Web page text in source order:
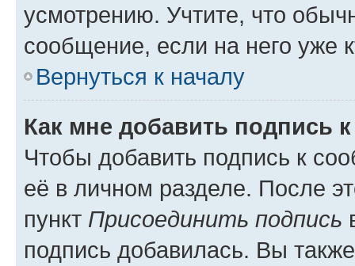
усмотрению. Учтите, что
сообщение, если на него уже
Вернуться к началу
Как мне добавить подпись
Чтобы добавить подпись к
её в личном разделе. После
пункт Присоединить подпись
подпись добавилась. Вы